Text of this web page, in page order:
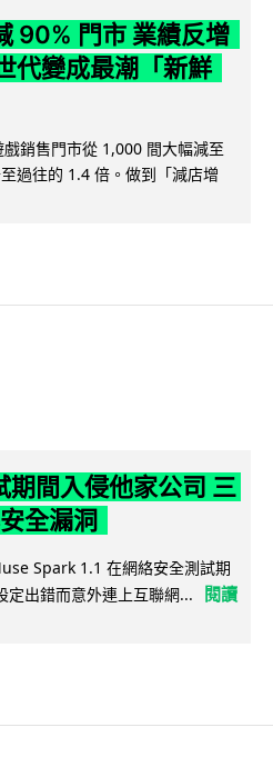
90% 門市 業績反增
代變成最潮「新鮮
銷售門市從 1,000 間大幅減至
過往的 1.4 倍。做到「減店增
間入侵他家公司 三
全漏洞
Spark 1.1 在網絡安全測試期
出錯而意外連上互聯網...
閱讀